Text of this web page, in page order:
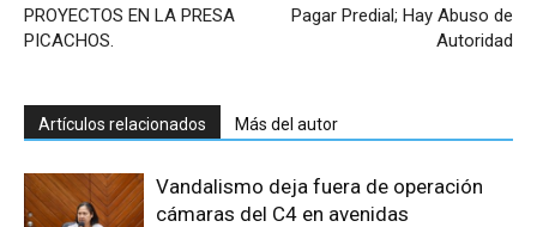
PROYECTOS EN LA PRESA
PICACHOS.
Pagar Predial; Hay Abuso de
Autoridad
Artículos relacionados Más del autor
Vandalismo deja fuera de operación
cámaras del C4 en avenidas